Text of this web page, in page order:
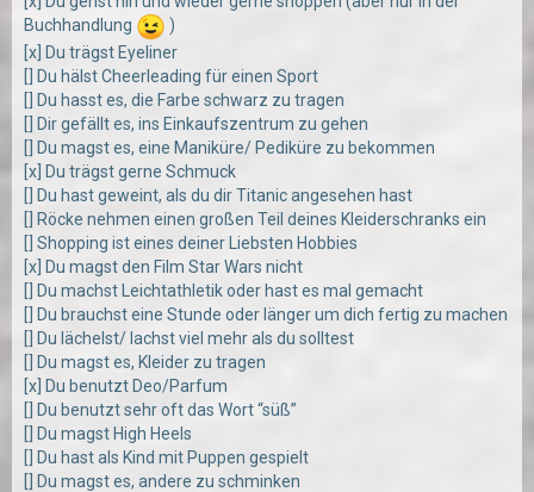
Buchhandlung
)
[x] Du trägst Eyeliner
[] Du hälst Cheerleading für einen Sport
[] Du hasst es, die Farbe schwarz zu tragen
[] Dir gefällt es, ins Einkaufszentrum zu gehen
[] Du magst es, eine Maniküre/ Pediküre zu bekommen
[x] Du trägst gerne Schmuck
[] Du hast geweint, als du dir Titanic angesehen hast
[] Röcke nehmen einen großen Teil deines Kleiderschranks ein
[] Shopping ist eines deiner Liebsten Hobbies
[x] Du magst den Film Star Wars nicht
[] Du machst Leichtathletik oder hast es mal gemacht
[] Du brauchst eine Stunde oder länger um dich fertig zu machen
[] Du lächelst/ lachst viel mehr als du solltest
[] Du magst es, Kleider zu tragen
[x] Du benutzt Deo/Parfum
[] Du benutzt sehr oft das Wort “süß”
[] Du magst High Heels
[] Du hast als Kind mit Puppen gespielt
[] Du magst es, andere zu schminken